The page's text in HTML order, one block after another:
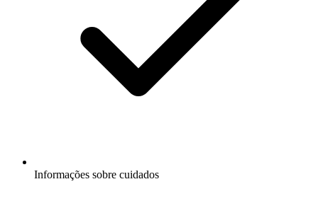
Informações sobre cuidados